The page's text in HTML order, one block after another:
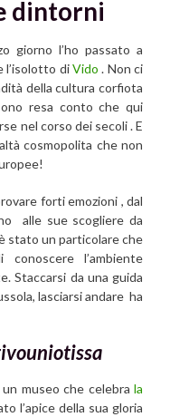
dintorni
giorno l’ho passato a
l’isolotto diVido . Non ci
della cultura corfiota
resa conto che qui
nel corso dei secoli . E
cosmopolita che non
forti emozioni , dal
alle sue scogliere da
stato un particolare che
l’ambiente
Staccarsi da una guida
lasciarsi andare ha
un museo che celebrala
l’apice della sua gloria